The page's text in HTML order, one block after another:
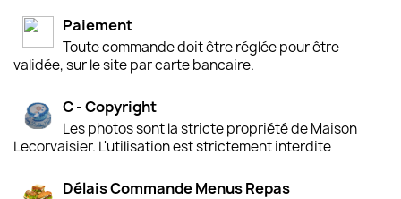
Paiement
Toute commande doit être réglée pour être
validée, sur le site par carte bancaire.
C - Copyright
Les photos sont la stricte propriété de Maison
Lecorvaisier. L'utilisation est strictement interdite
Délais Commande Menus Repas